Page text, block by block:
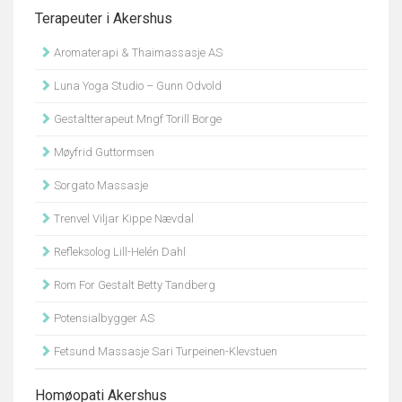
Terapeuter i Akershus
Aromaterapi & Thaimassasje AS
Luna Yoga Studio – Gunn Odvold
Gestaltterapeut Mngf Torill Borge
Møyfrid Guttormsen
Sorgato Massasje
Trenvel Viljar Kippe Nævdal
Refleksolog Lill-Helén Dahl
Rom For Gestalt Betty Tandberg
Potensialbygger AS
Fetsund Massasje Sari Turpeinen-Klevstuen
Homøopati Akershus